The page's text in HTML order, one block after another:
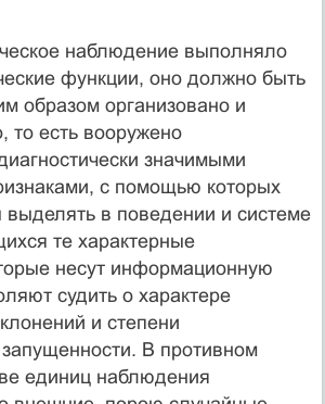
наблюдение выполняло
функции, оно должно быть
образом организовано и
то есть вооружено
значимыми
с помощью которых
выделять в поведении и системе
те характерные
несут информационную
судить о характере
и степени
запущенности. В противном
единиц наблюдения